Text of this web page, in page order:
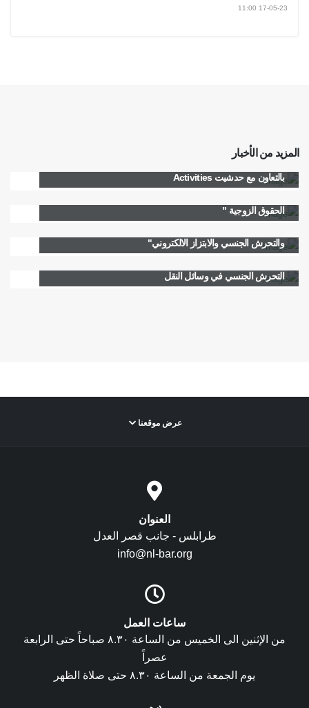
17-05-23 11:00
المزيد من الأخبار
جلستا توعية حول " التحرش الجنسي والابتزاز الالكتروني"
بالتعاون مع حدشيت Activities
الحقوق الزوجية "
والتحرش الجنسي والابتزاز الالكتروني"
التحرش الجنسي في وسائل النقل
عرض موقعنا
العنوان
طرابلس - جانب قصر العدل
info@nl-bar.org
ساعات العمل
من الإثنين الى الخميس من الساعة ٨.٣٠ صباحاً حتى الرابعة
عصراً
يوم الجمعة من الساعة ٨.٣٠ حتى صلاة الظهر